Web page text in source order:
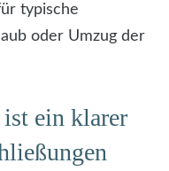
typische
oder Umzug der
ein klarer